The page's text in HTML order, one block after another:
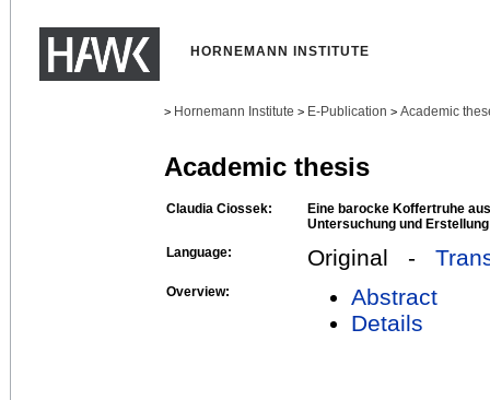
HORNEMANN INSTITUTE
> Hornemann Institute > E-Publication > Academic
Academic thesis
Claudia Ciossek:
Eine barocke Koffertruhe
Untersuchung und
Language:
Original -
Overview:
Abstract
Details